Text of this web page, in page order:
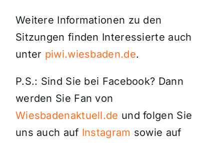
Weitere Informationen zu den
Sitzungen finden Interessierte auch
unter piwi.wiesbaden.de.
P.S.: Sind Sie bei Facebook? Dann
werden Sie Fan von
Wiesbadenaktuell.de und folgen Sie
uns auch auf Instagram sowie auf